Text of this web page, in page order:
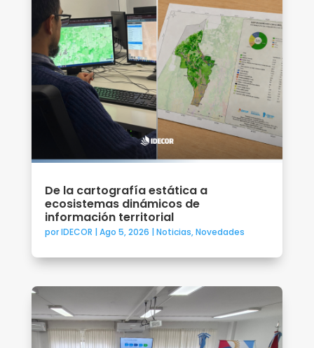
De la cartografía estática a
ecosistemas dinámicos de
información territorial
porIDECOR | Ago 5, 2026 | Noticias,Novedades